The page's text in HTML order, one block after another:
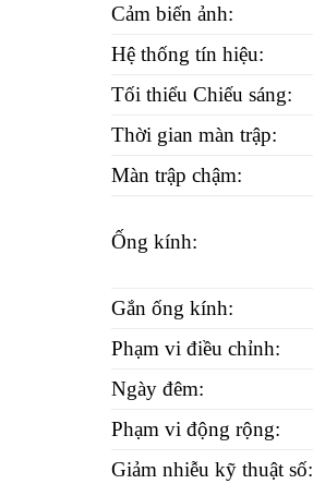
Cảm biến ảnh:
Hệ thống tín hiệu:
Tối thiểu Chiếu sáng:
Thời gian màn trập:
Màn trập chậm:
Ống kính:
Gắn ống kính:
Phạm vi điều chỉnh:
Ngày đêm:
Phạm vi động rộng:
Giảm nhiễu kỹ thuật số: